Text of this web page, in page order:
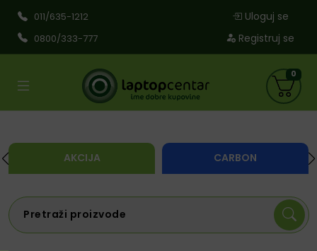
011/635-1212
0800/333-777
Uloguj se
Registruj se
AKCIJA CARBON
0